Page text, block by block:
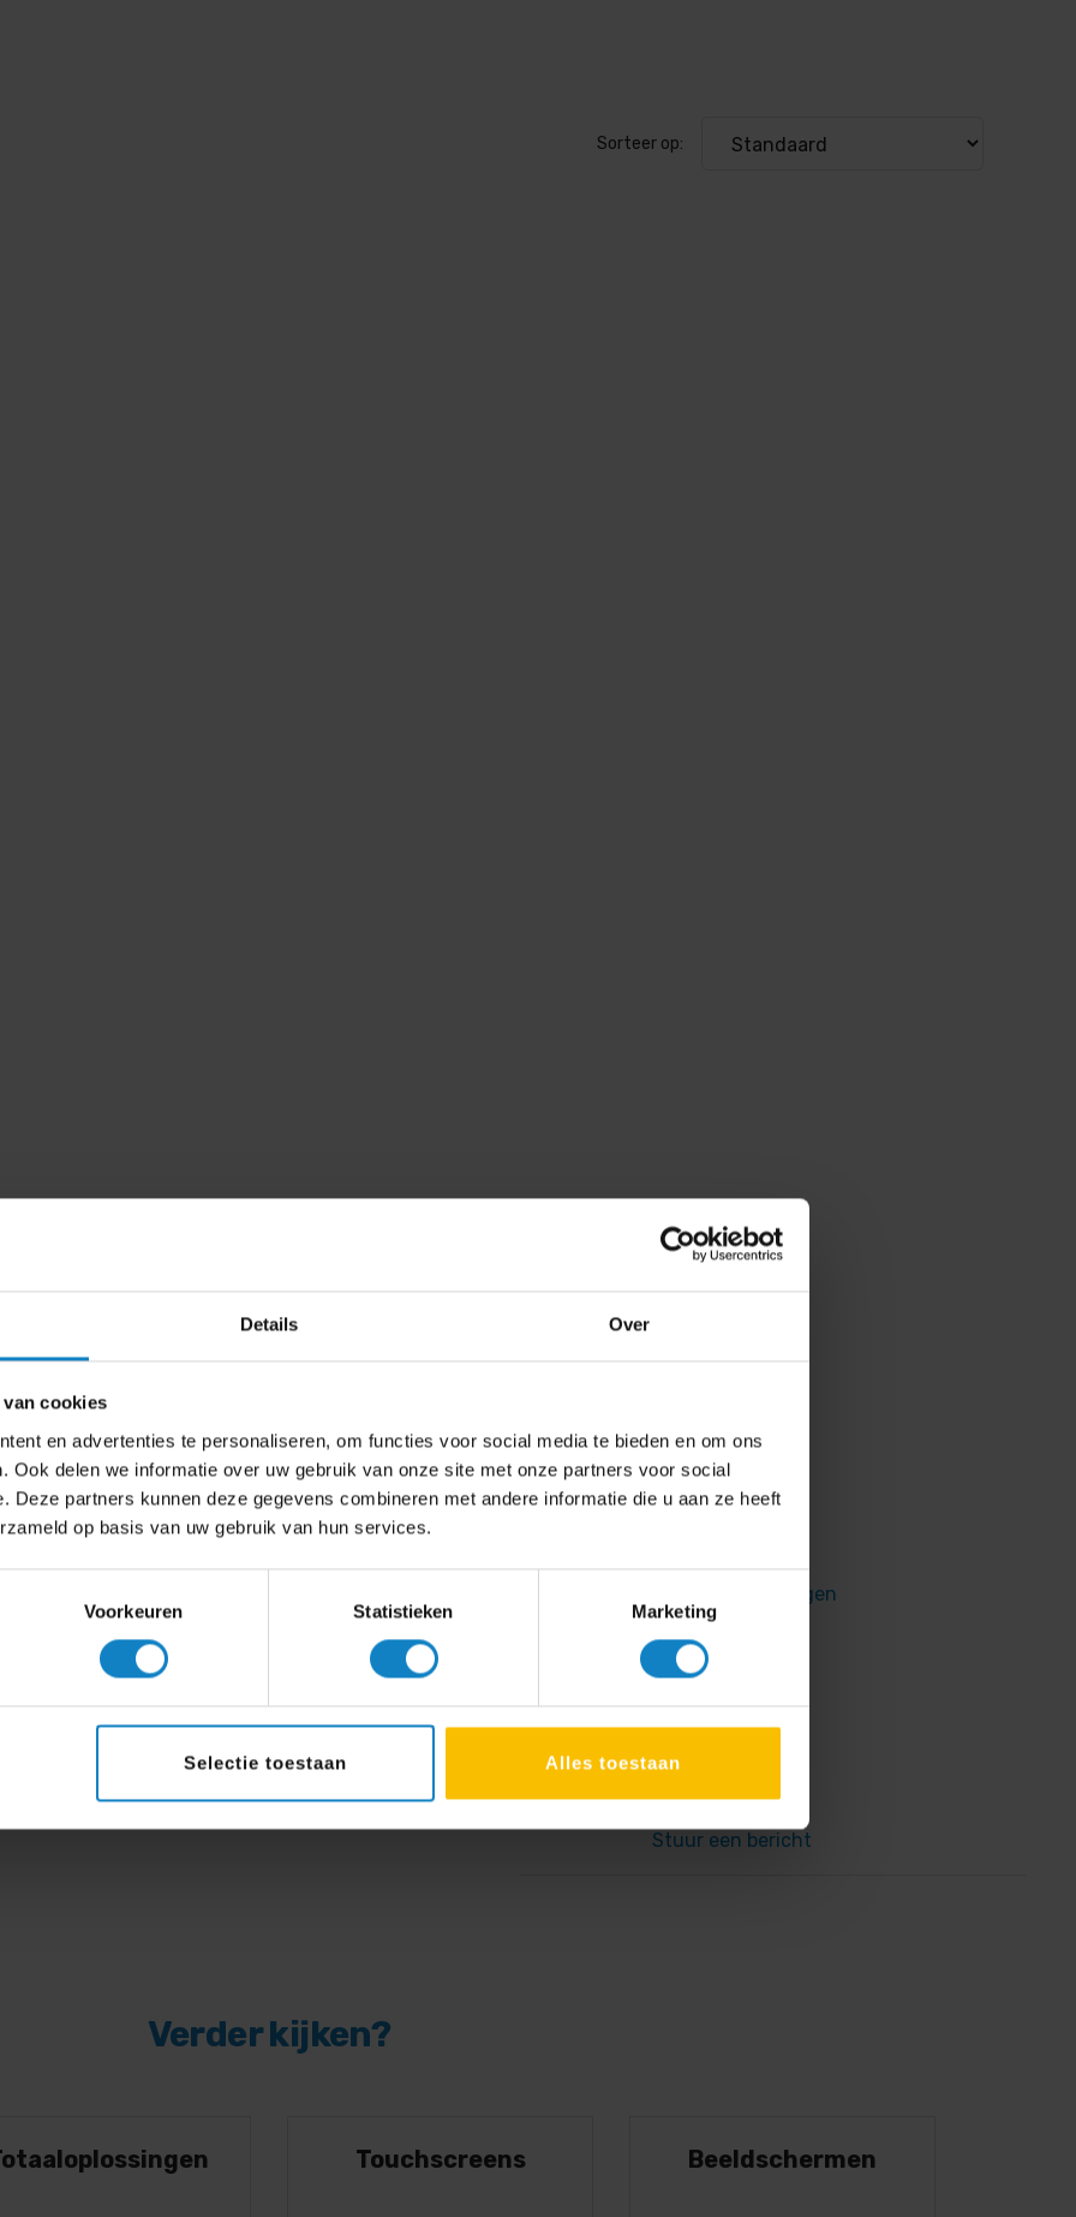
Details Over
van cookies
en advertenties te personaliseren, om functies voor social media te bieden en om ons
Ook delen we informatie over uw gebruik van onze site met onze partners voor social
Deze partners kunnen deze gegevens combineren met andere informatie die u aan ze heeft
op basis van uw gebruik van hun services.
Voorkeuren Statistieken Marketing
Selectie toestaan Alles toestaan
Sorteer op:
Tablet of Smartphone te koppelen aaneen
en verloopjes? We hebben de oplossing
bij u?
Digibord-shop heeft ervaring met vele
Airtame, Maxhub, Mersive en Logitech.
Android, Apple & Windows. Deze
eigen apparatuur kunt testen welke oplossing
alle AV totaal oplossingen
of
Geopend van 9:00 tot 17:00
Veelgestelde vragen
Stuur een bericht
Verder kijken?
Touchscreens Beeldschermen